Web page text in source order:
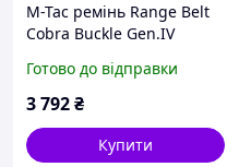
M-Tac ремінь Range Belt
Cobra Buckle Gen.IV
тактичний M/L
Готово до відправки
3 792₴
Купити